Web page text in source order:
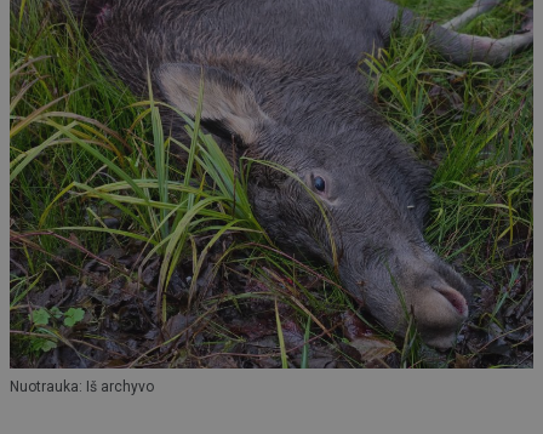
Nuotrauka: Iš archyvo